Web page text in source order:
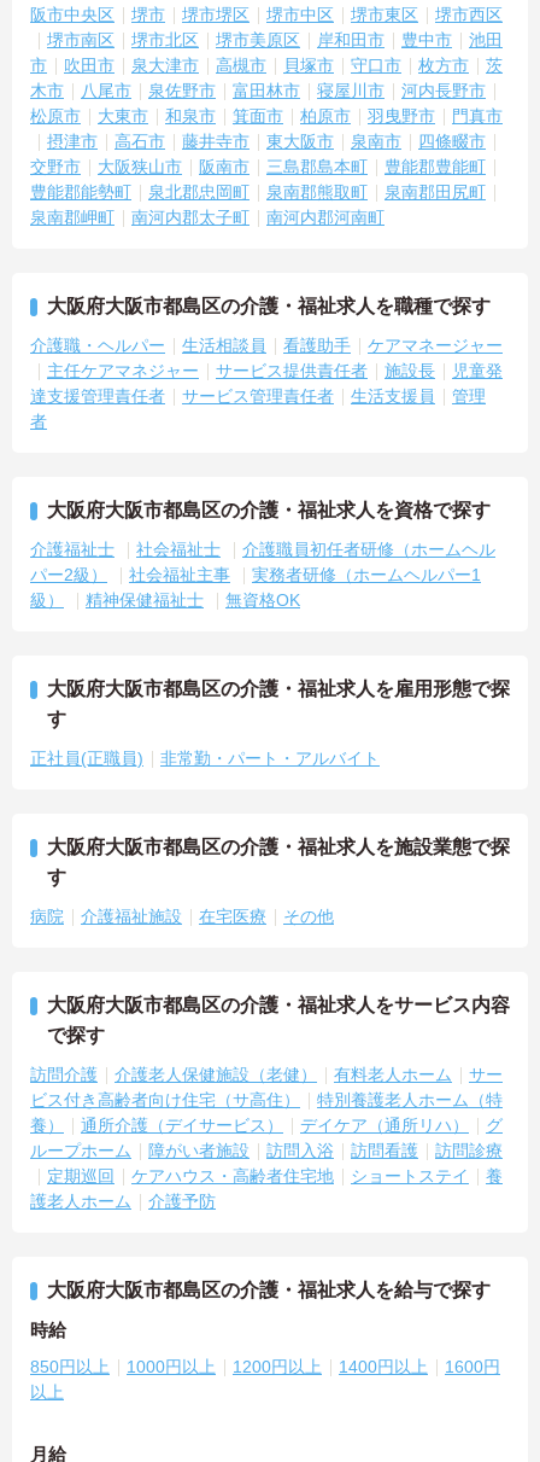
阪市中央区
堺市 堺市堺区 堺市中区 堺市東区
堺市西区
堺市南区
堺市北区 堺市美原区 岸和田市 豊中市
池田
市
吹田市 泉大津市 高槻市 貝塚市 守口市 枚方市
茨
木市
八尾市 泉佐野市 富田林市 寝屋川市
河内長野市
松原市
大東市 和泉市 箕面市 柏原市 羽曳野市
門真市
摂津市
高石市 藤井寺市 東大阪市 泉南市
四條畷市
交野市
大阪狭山市 阪南市 三島郡島本町
豊能郡豊能町
豊能郡能勢町
泉北郡忠岡町 泉南郡熊取町
泉南郡田尻町
泉南郡岬町
南河内郡太子町 南河内郡河南町
大阪府大阪市都島区の介護・福祉求人を職種で探す
介護職・ヘルパー 生活相談員 看護助手
ケアマネージャー
主任ケアマネジャー
サービス提供責任者 施設長
児童発
達支援管理責任者
サービス管理責任者 生活支援員
管理
者
大阪府大阪市都島区の介護・福祉求人を資格で探す
介護福祉士 社会福祉士
介護職員初任者研修（ホームヘル
パー2級）
社会福祉主事
実務者研修（ホームヘルパー1
級）
精神保健福祉士 無資格OK
大阪府大阪市都島区の介護・福祉求人を雇用形態で探
す
正社員(正職員) 非常勤・パート・アルバイト
大阪府大阪市都島区の介護・福祉求人を施設業態で探
す
病院 介護福祉施設 在宅医療 その他
大阪府大阪市都島区の介護・福祉求人をサービス内容
で探す
訪問介護 介護老人保健施設（老健） 有料老人ホーム
サー
ビス付き高齢者向け住宅（サ高住）
特別養護老人ホーム（特
養）
通所介護（デイサービス） デイケア（通所リハ）
グ
ループホーム
障がい者施設 訪問入浴 訪問看護
訪問診療
定期巡回
ケアハウス・高齢者住宅地 ショートステイ
養
護老人ホーム
介護予防
大阪府大阪市都島区の介護・福祉求人を給与で探す
時給
850円以上 1000円以上 1200円以上 1400円以上
1600円
以上
月給